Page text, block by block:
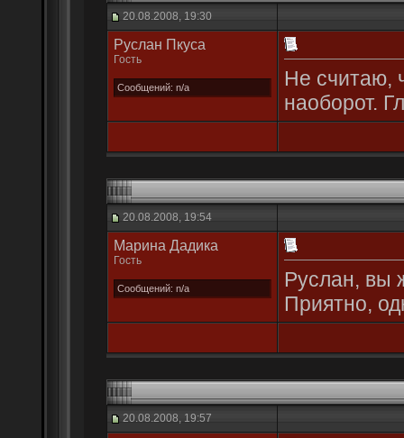
20.08.2008, 19:30
Руслан Пкуса
Гость
Сообщений: n/a
Не считаю,
наоборот.
20.08.2008, 19:54
Марина Дадика
Гость
Сообщений: n/a
Руслан, вы
Приятно,
20.08.2008, 19:57